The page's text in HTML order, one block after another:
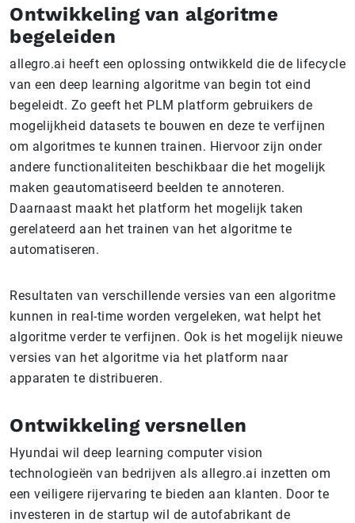
Ontwikkeling van algoritme
begeleiden
allegro.ai heeft een oplossing ontwikkeld die de lifecycle
van een deep learning algoritme van begin tot eind
begeleidt. Zo geeft het PLM platform gebruikers de
mogelijkheid datasets te bouwen en deze te verfijnen
om algoritmes te kunnen trainen. Hiervoor zijn onder
andere functionaliteiten beschikbaar die het mogelijk
maken geautomatiseerd beelden te annoteren.
Daarnaast maakt het platform het mogelijk taken
gerelateerd aan het trainen van het algoritme te
automatiseren.
Resultaten van verschillende versies van een algoritme
kunnen in real-time worden vergeleken, wat helpt het
algoritme verder te verfijnen. Ook is het mogelijk nieuwe
versies van het algoritme via het platform naar
apparaten te distribueren.
Ontwikkeling versnellen
Hyundai wil deep learning computer vision
technologieën van bedrijven als allegro.ai inzetten om
een veiligere rijervaring te bieden aan klanten. Door te
investeren in de startup wil de autofabrikant de